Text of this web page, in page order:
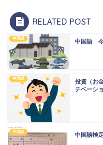
RELATED POST
中国語 中国語 今
中国語
投資（お
チベーシ
中国語 中国語検